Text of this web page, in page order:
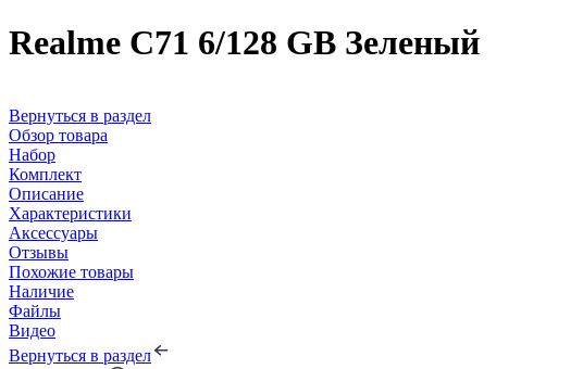
Realme C71 6/128 GB Зеленый
Вернуться в раздел
Обзор товара
Набор
Комплект
Описание
Характеристики
Аксессуары
Отзывы
Похожие товары
Наличие
Файлы
Видео
Вернуться в раздел